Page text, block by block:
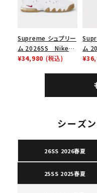
ショルダー・ウエ
カテゴリーから探す
コラボレーションブラン
Supreme シュプリー
ム 2026SS Nike
SB Air Max 2 CB 94
¥34,980 (税込)
ム
ク
シーズ
26SS 2026春夏
25SS 2025春夏